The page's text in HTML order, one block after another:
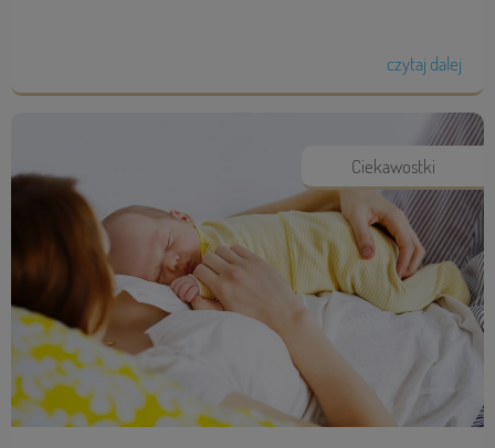
czytaj dalej
Ciekawostki